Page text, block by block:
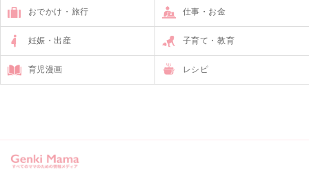
おでかけ・旅行 仕事・お金
妊娠・出産 子育て・教育
育児漫画 レシピ